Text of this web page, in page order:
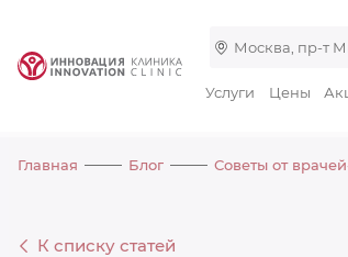
Москва, пр-т
Услуги Цены
Главная Блог Советы от
К списку статей